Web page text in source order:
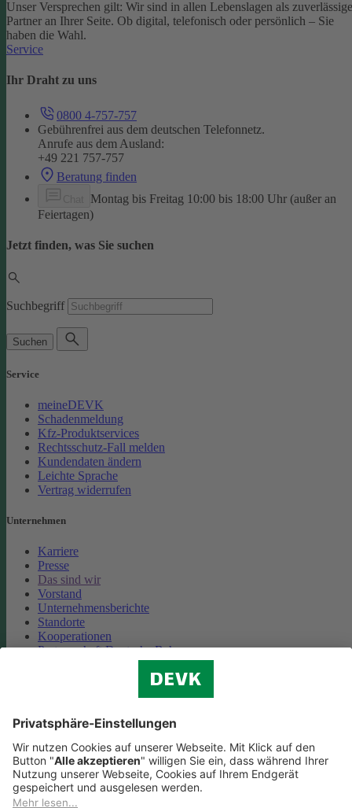
Unser Versprechen gilt: Wir sind in allen Lebenslagen als
Partner an Ihrer Seite. Ob digital, telefonisch oder persönlich – Sie
haben die Wahl.
Service
Ihr Draht zu uns
0800 4-757-757
Gebührenfrei aus dem deutschen Telefonnetz.
Anrufe aus dem Ausland:
+49 221 757-757
Beratung finden
Montag bis Freitag 10:00 bis 18:00 Uhr (außer an
Feiertagen)
Jetzt finden, was Sie suchen
Suchbegriff
Suchen
Service
meineDEVK
Schadenmeldung
Kfz-Produktservices
Rechtsschutz-Fall melden
Kundendaten ändern
Leichte Sprache
Vertrag widerrufen
Unternehmen
Karriere
Presse
Das sind wir
Vorstand
Unternehmensberichte
Standorte
Kooperationen
Partnerschaft Deutsche Bahn
Cookie-Einstellungen
Datenschutz